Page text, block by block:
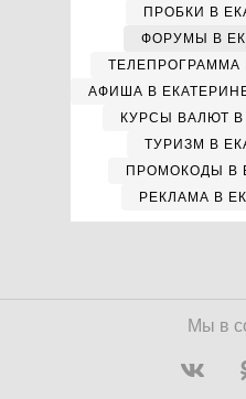
ПРОБКИ В
ФОРУМЫ В
ТЕЛЕПРОГРАММА
АФИША В
КУРСЫ ВАЛЮТ В
ТУРИЗМ В
ПРОМОКОДЫ В
РЕКЛАМА В
Мы в